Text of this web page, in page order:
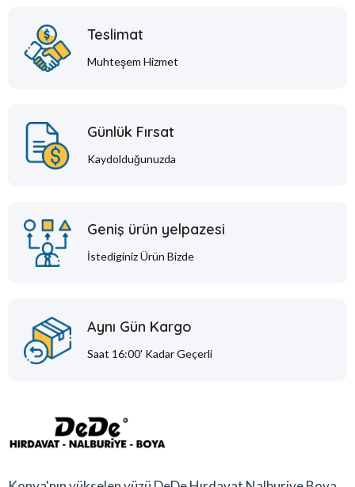
Teslimat
Muhteşem Hizmet
Günlük Fırsat
Kaydolduğunuzda
Geniş ürün yelpazesi
İstediginiz Ürün Bizde
Aynı Gün Kargo
Saat 16:00' Kadar Geçerli